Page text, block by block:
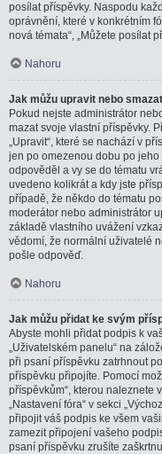
posílat příspěvky. Naspodu
oprávnění, které v konkrétním
nová témata“, „Můžete posílat
Nahoru
Jak můžu upravit nebo
Pokud nejste administrátor
mazat svoje vlastní příspěvky.
„Upravit“, které se nachází v
jen po omezenou dobu po
odpověděl a vy se do tématu
uvedeno kolikrát a kdy jste
případě, že někdo do tématu
moderátor nebo administrátor
základě vlastního uvážení
vědomí, že normální uživatelé
pošle odpověď.
Nahoru
Jak můžu přidat ke svým
Abyste mohli přidat podpis k
„Uživatelském panelu“ na
při psaní příspěvku zatrhnout
příspěvku připojíte. Pomocí
příspěvkům“, kterou naleznete
„Nastavení fóra“ v sekci
připojit váš podpis ke všem
zamezit připojení vašeho
psaní příspěvku zrušíte